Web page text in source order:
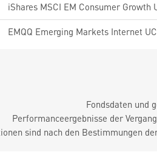
iShares MSCI EM Consumer Growth
EMQQ Emerging Markets Internet
Fondsdaten und
Performanceergebnisse der
sind nach den Bestimmungen